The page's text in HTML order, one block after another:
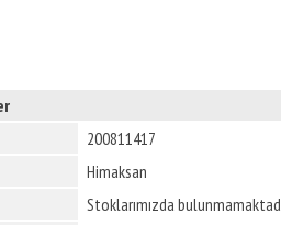
200811417
Himaksan
Stoklarımızda